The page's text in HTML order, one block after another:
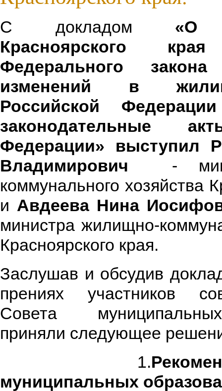
С докладом «О
Красноярского
Федерального
изменений в
Российской
законодательные
Федерации»
выступил
Владимирович
-
коммунального хозяйства
и Авдеева Нина
министра жилищно-
Красноярского края.
Заслушав и обсудив
прениях участников
Совета
приняли следующее
1.
муниципальных